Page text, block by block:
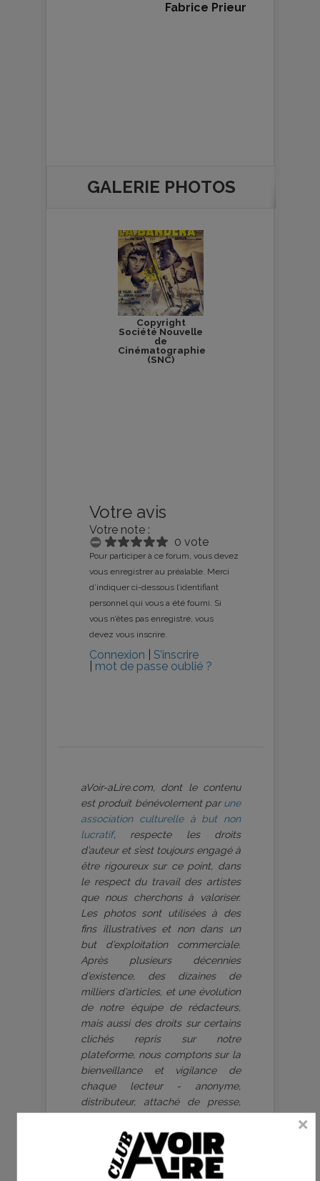
Fabrice Prieur
GALERIE PHOTOS
Copyright
Société Nouvelle
de
Cinématographie
(SNC)
Votre avis
Votre note :
0 vote
Pour participer à ce forum, vous devez
vous enregistrer au préalable. Merci
d’indiquer ci-dessous l’identifiant
personnel qui vous a été fourni. Si
vous n’êtes pas enregistré, vous
devez vous inscrire.
Connexion
S’inscrire
mot de passe oublié ?
aVoir-aLire.com, dont le contenu
est produit bénévolement par une
association culturelle à but non
lucratif, respecte les droits
d’auteur et s’est toujours engagé à
être rigoureux sur ce point, dans
le respect du travail des artistes
que nous cherchons à valoriser.
Les photos sont utilisées à des
fins illustratives et non dans un
but d’exploitation commerciale.
Après plusieurs décennies
d’existence, des dizaines de
milliers d’articles, et une évolution
de notre équipe de rédacteurs,
mais aussi des droits sur certains
clichés repris sur notre
plateforme, nous comptons sur la
bienveillance et vigilance de
chaque lecteur - anonyme,
distributeur, attaché de presse,
gentillesse de contacterFrédéric
, rédacteur en chef, si
certaines photographies ne sont